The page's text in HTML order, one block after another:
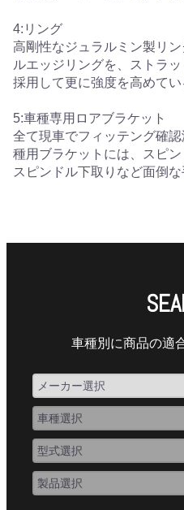
4:リング
高剛性なジュラルミン製リ
ルエッジリングを、ストラ
採用して更に強度を高めてい
5:車種専用ロアブラケット
全て現車でフィッテング確
種用ブラケットには、スピ
スピンドル下取りなど面倒な
車種別に商品の適